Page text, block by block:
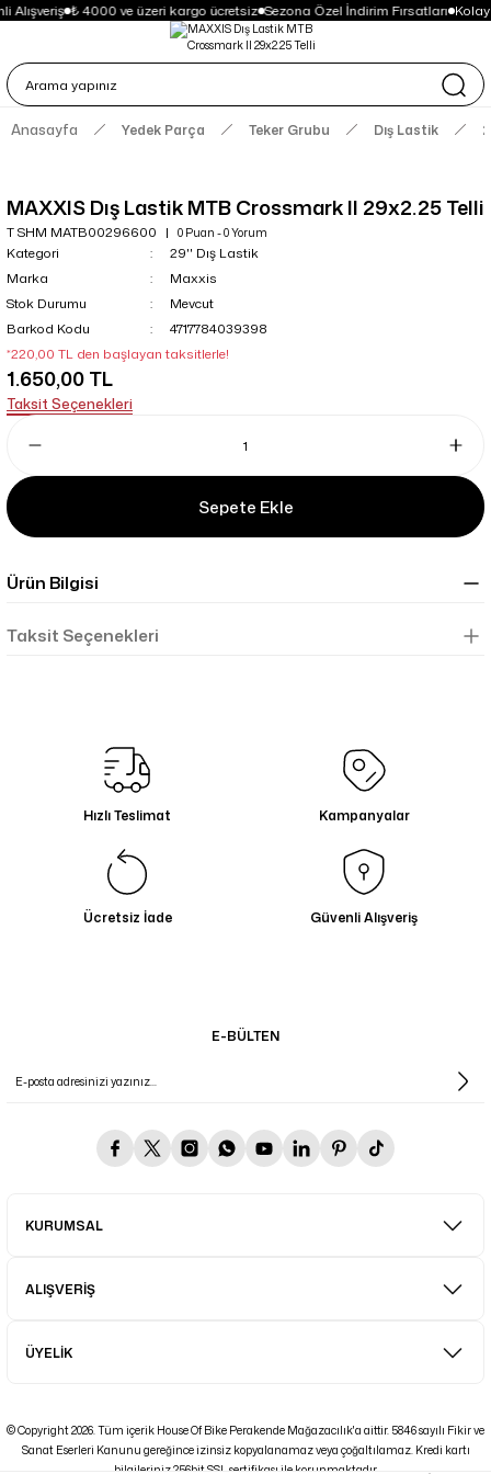
Alışveriş ₺ 4000 ve üzeri kargo ücretsiz Sezona Özel İndirim Fırsatları Kolay
Anasayfa Yedek Parça Teker Grubu Dış Lastik
MAXXIS Dış Lastik MTB Crossmark II 29x2.25 Telli
T SHM MATB00296600 0 Puan - 0 Yorum
Kategori
29'' Dış Lastik
Marka
Maxxis
Stok Durumu
Mevcut
Barkod Kodu
4717784039398
*220,00 TL den başlayan taksitlerle!
1.650,00 TL
Taksit Seçenekleri
Sepete Ekle
Ürün Bilgisi
Taksit Seçenekleri
Hızlı Teslimat Kampanyalar
Ücretsiz İade Güvenli Alışveriş
E-BÜLTEN
KURUMSAL
ALIŞVERİŞ
ÜYELİK
© Copyright 2026. Tüm içerik House Of Bike Perakende Mağazacılık'a aittir. 5846 sayılı Fikir ve
Sanat Eserleri Kanunu gereğince izinsiz kopyalanamaz veya çoğaltılamaz. Kredi kartı
bilgileriniz 256bit SSL sertifikası ile korunmaktadır.